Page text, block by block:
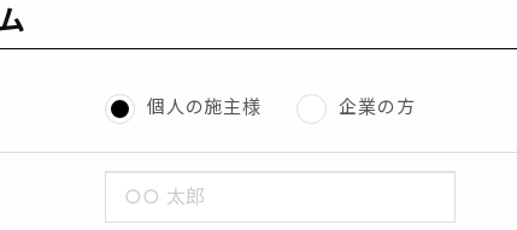
個人の施主様 企業の方